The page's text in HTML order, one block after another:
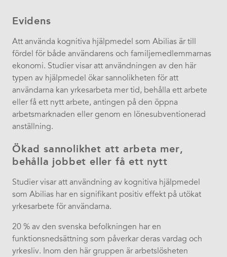
Evidens
Att använda kognitiva hjälpmedel som Abilias är till
fördel för både användarens och familjemedlemmarnas
ekonomi. Studier visar att användningen av den här
typen av hjälpmedel ökar sannolikheten för att
användarna kan yrkesarbeta mer tid, behålla ett arbete
eller få ett nytt arbete, antingen på den öppna
arbetsmarknaden eller genom en lönesubventionerad
anställning.
Ökad sannolikhet att arbeta mer,
behålla jobbet eller få ett nytt
Studier visar att användning av kognitiva hjälpmedel
som Abilias har en signifikant positiv effekt på utökat
yrkesarbete för användarna.
20 % av den svenska befolkningen har en
funktionsnedsättning som påverkar deras vardag och
yrkesliv. Inom den här gruppen är arbetslösheten